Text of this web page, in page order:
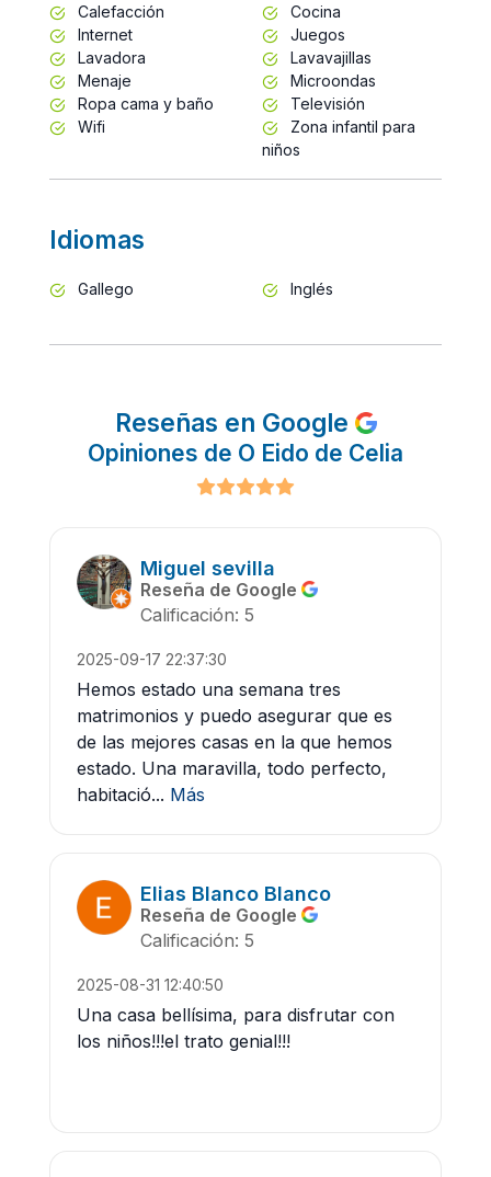
Calefacción
Cocina
Internet
Juegos
Lavadora
Lavavajillas
Menaje
Microondas
Ropa cama y baño
Televisión
Wifi
Zona infantil para
niños
Idiomas
Gallego Inglés
Reseñas en Google
Opiniones de O Eido de Celia
Miguel sevilla
Reseña de Google
Calificación: 5
2025-09-17 22:37:30
Hemos estado una semana tres
matrimonios y puedo asegurar que es
de las mejores casas en la que hemos
estado. Una maravilla, todo perfecto,
habitació... Más
Elias Blanco Blanco
Reseña de Google
Calificación: 5
2025-08-31 12:40:50
Una casa bellísima, para disfrutar con
los niños!!!el trato genial!!!